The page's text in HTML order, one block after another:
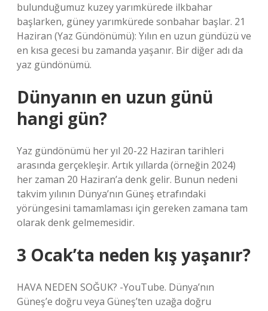
bulunduğumuz kuzey yarımkürede ilkbahar
başlarken, güney yarımkürede sonbahar başlar. 21
Haziran (Yaz Gündönümü): Yılın en uzun gündüzü ve
en kısa gecesi bu zamanda yaşanır. Bir diğer adı da
yaz gündönümü.
Dünyanın en uzun günü
hangi gün?
Yaz gündönümü her yıl 20-22 Haziran tarihleri ​​
arasında gerçekleşir. Artık yıllarda (örneğin 2024)
her zaman 20 Haziran’a denk gelir. Bunun nedeni
takvim yılının Dünya’nın Güneş etrafındaki
yörüngesini tamamlaması için gereken zamana tam
olarak denk gelmemesidir.
3 Ocak’ta neden kış yaşanır?
HAVA NEDEN SOĞUK? -YouTube. Dünya’nın
Güneş’e doğru veya Güneş’ten uzağa doğru